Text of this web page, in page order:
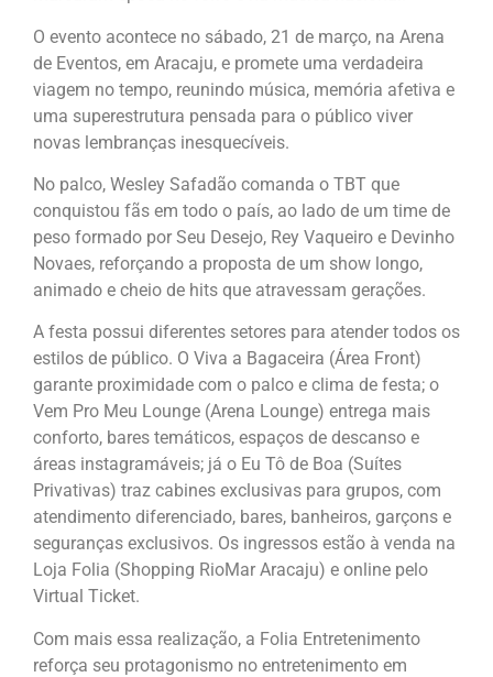
O evento acontece no sábado, 21 de março, na Arena
de Eventos, em Aracaju, e promete uma verdadeira
viagem no tempo, reunindo música, memória afetiva e
uma superestrutura pensada para o público viver
novas lembranças inesquecíveis.
No palco, Wesley Safadão comanda o TBT que
conquistou fãs em todo o país, ao lado de um time de
peso formado por Seu Desejo, Rey Vaqueiro e Devinho
Novaes, reforçando a proposta de um show longo,
animado e cheio de hits que atravessam gerações.
A festa possui diferentes setores para atender todos os
estilos de público. O Viva a Bagaceira (Área Front)
garante proximidade com o palco e clima de festa; o
Vem Pro Meu Lounge (Arena Lounge) entrega mais
conforto, bares temáticos, espaços de descanso e
áreas instagramáveis; já o Eu Tô de Boa (Suítes
Privativas) traz cabines exclusivas para grupos, com
atendimento diferenciado, bares, banheiros, garçons e
seguranças exclusivos. Os ingressos estão à venda na
Loja Folia (Shopping RioMar Aracaju) e online pelo
Virtual Ticket.
Com mais essa realização, a Folia Entretenimento
reforça seu protagonismo no entretenimento em